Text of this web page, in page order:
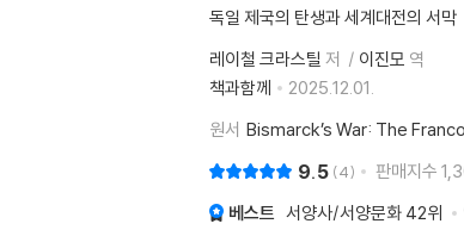
독일 제국의 탄생과 세계대전의 서막
레이철 크라스틸 저 이진모 역
책과함께
2025.12.01.
원서 Bismarck’s War: The
9.5 4 판매지수
베스트 서양사/서양문화 42위